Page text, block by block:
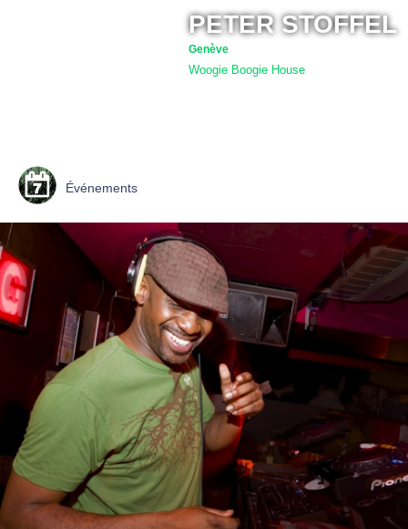
PETER STOFFEL
Genève
Woogie Boogie House
Événements